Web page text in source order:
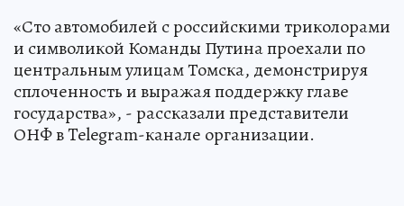
«Сто автомобилей с российскими триколорами
и символикой Команды Путина проехали по
центральным улицам Томска, демонстрируя
сплоченность и выражая поддержку главе
государства», - рассказали представители
ОНФ в Telegram-канале организации.